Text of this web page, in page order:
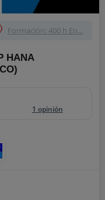
Formación: 400 h En...
HANA
1 opinión